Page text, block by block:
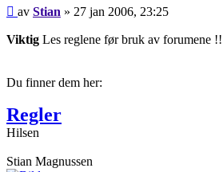
Legg
av Stian » 27 jan 2006, 23:25
Viktig Les reglene før bruk av forumene !!
Du finner dem her:
Regler
Hilsen
Stian Magnussen